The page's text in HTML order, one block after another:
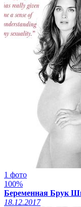
1 фото
100%
Беременная Брук
18.12.2017